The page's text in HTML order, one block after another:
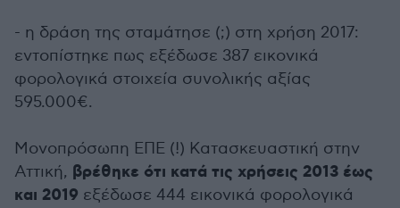
- η δράση της σταμάτησε (;) στη χρήση 2017:
εντοπίστηκε πως εξέδωσε 387 εικονικά
φορολογικά στοιχεία συνολικής αξίας
595.000€.
Μονοπρόσωπη ΕΠΕ (!) Κατασκευαστική στην
Αττική, βρέθηκε ότι κατά τις χρήσεις 2013 έως
και 2019 εξέδωσε 444 εικονικά φορολογικά